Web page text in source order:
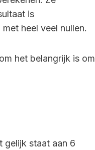
is
heel veel nullen.
het belangrijk is om
gelijk staat aan 6